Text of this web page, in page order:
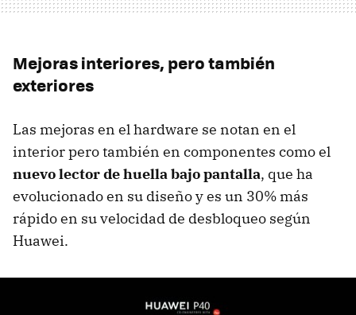
Mejoras interiores, pero también
exteriores
Las mejoras en el hardware se notan en el
interior pero también en componentes como el
nuevo lector de huella bajo pantalla, que ha
evolucionado en su diseño y es un 30% más
rápido en su velocidad de desbloqueo según
Huawei.